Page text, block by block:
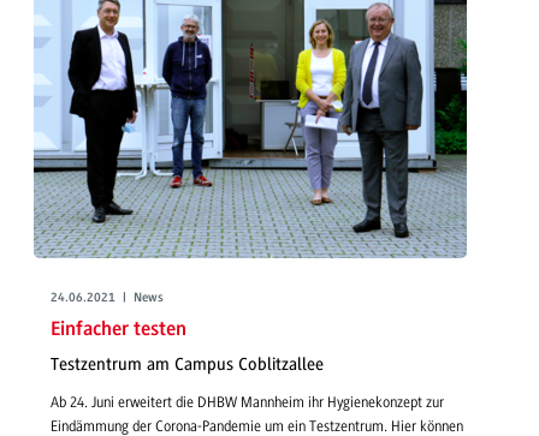
24.06.2021 | News
Einfacher testen
Testzentrum am Campus Coblitzallee
Ab 24. Juni erweitert die DHBW Mannheim ihr Hygienekonzept zur
Eindämmung der Corona-Pandemie um ein Testzentrum. Hier können